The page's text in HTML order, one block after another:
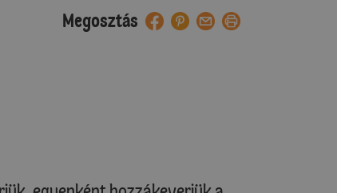
Megosztás